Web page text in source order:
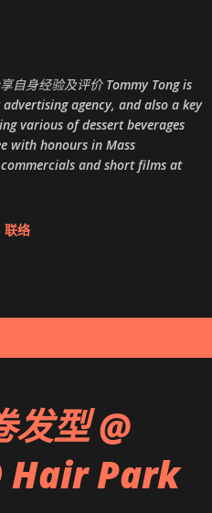
自身经验及评价 Tommy Tong is
agency, and also a key
various of dessert beverages
with honours in Mass
and short films at
联络
型 @
Hair Park